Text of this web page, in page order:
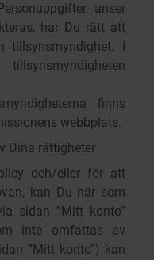
anser
har Du rätt att
I
finns
webbplats.
Dina rättigheter
och/eller för att
kan Du när som
sidan ”Mitt konto”
inte omfattas av
”Mitt konto”) kan